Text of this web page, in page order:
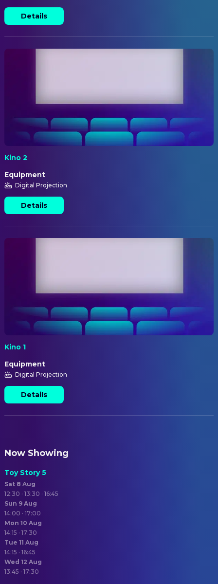
Details
Kino 2
Equipment
Digital Projection
Details
Kino 1
Equipment
Digital Projection
Details
Now Showing
Toy Story 5
Sat 8 Aug
12:30 · 13:30 · 16:45
Sun 9 Aug
14:00 · 17:00
Mon 10 Aug
14:15 · 17:30
Tue 11 Aug
14:15 · 16:45
Wed 12 Aug
13:45 · 17:30